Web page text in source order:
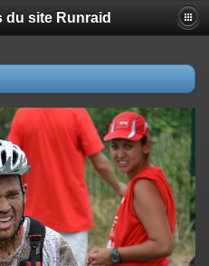
du site Runraid